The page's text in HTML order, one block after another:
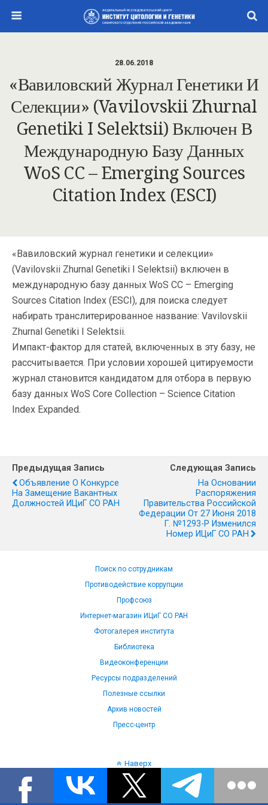
28.06.2018
«Вавиловский Журнал Генетики И
Селекции» (Vavilovskii Zhurnal
Genetiki I Selektsii) Включен В
Международную Базу Данных
WoS CC – Emerging Sources
Citation Index (ESCI)
«Вавиловский журнал генетики и селекции»
(Vavilovskii Zhurnal Genetiki I Selektsii) включен в
международную базу данных WoS CC – Emerging
Sources Citation Index (ESCI), для поиска следует
набирать транслитерированное название: Vavilovskii
Zhurnal Genetiki I Selektsii.
Импакт-фактор для статей, включенных в эту базу, не
рассчитывается. При условии хорошей цитируемости
журнал становится кандидатом для отбора в первую
базу данных WoS Core Collection – Science Citation
Index Expanded.
Предыдущая Запись
Объявление О Конкурсе
На Замещение Вакантных
Должностей ИЦиГ СО РАН
Следующая Запись
На Основании
Распоряжения
Правительства Российской
Федерации От 27 Июня 2018
Г. №1293-Р Изменился
Номер ИЦиГ СО РАН
Поиск по сотрудникам
Противодействие коррупции
Профсоюз
Интернет-магазин ИЦиГ СО РАН
Фотогалерея института
Библиотека
Видеоконференции
Ресурсы подразделений
Полезные ссылки
Архив новостей
Пресс-центр
Наверх